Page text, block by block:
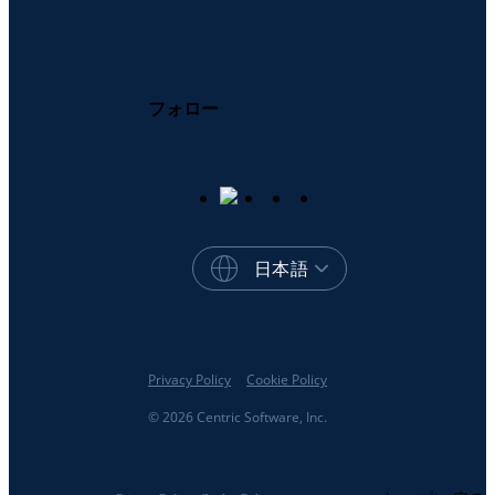
フォロー
日本語
© 2026 Centric Software, Inc.
Privacy Policy Cookie Policy